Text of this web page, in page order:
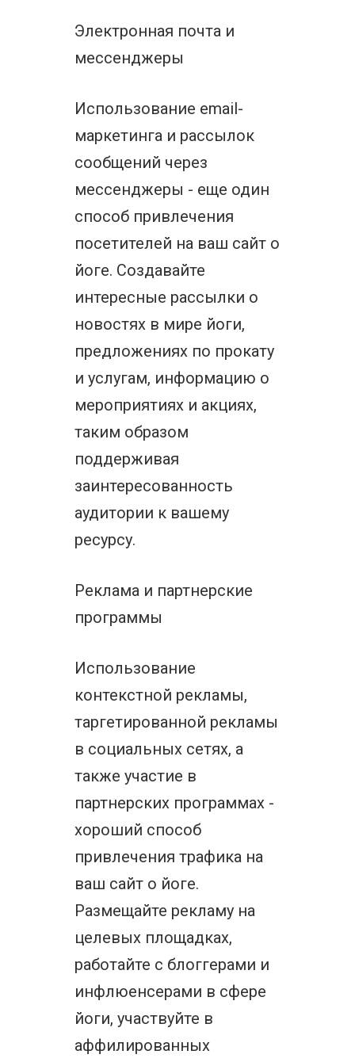
Электронная почта и
мессенджеры
Использование email-
маркетинга и рассылок
сообщений через
мессенджеры - еще один
способ привлечения
посетителей на ваш сайт о
йоге. Создавайте
интересные рассылки о
новостях в мире йоги,
предложениях по прокату
и услугам, информацию о
мероприятиях и акциях,
таким образом
поддерживая
заинтересованность
аудитории к вашему
ресурсу.
Реклама и партнерские
программы
Использование
контекстной рекламы,
таргетированной рекламы
в социальных сетях, а
также участие в
партнерских программах -
хороший способ
привлечения трафика на
ваш сайт о йоге.
Размещайте рекламу на
целевых площадках,
работайте с блоггерами и
инфлюенсерами в сфере
йоги, участвуйте в
аффилированных